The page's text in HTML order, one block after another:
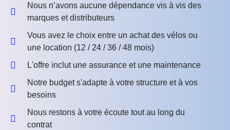
Nous n’avons aucune dépendance vis à vis des
marques et distributeurs
Vous avez le choix entre un achat des vélos ou
une location (12 / 24 / 36 / 48 mois)
L'offre inclut une assurance et une maintenance
Notre budget s'adapte à votre structure et à vos
besoins
Nous restons à votre écoute tout au long du
contrat